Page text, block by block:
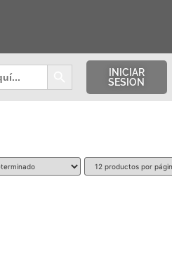
Botón de búsqueda
INICIAR
SESION